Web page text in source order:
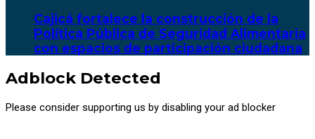
Cajicá fortalece la construcción de la
Política Pública de Seguridad Alimentaria
con espacios de participación ciudadana
Adblock Detected
Please consider supporting us by disabling your ad blocker